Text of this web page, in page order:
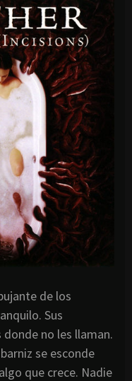
de los
Sus
no les llaman.
se esconde
que crece. Nadie